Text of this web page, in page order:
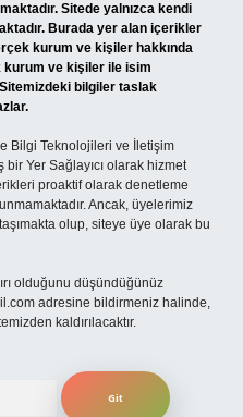
Sitede yalnızca kendi
Burada yer alan içerikler
kurum ve kişiler hakkında
kurum ve kişiler ile isim
bilgiler taslak
Bilgi Teknolojileri ve İletişim
bir Yer Sağlayıcı olarak hizmet
proaktif olarak denetleme
Ancak, üyelerimiz
olup, siteye üye olarak bu
olduğunu düşündüğünüz
adresine bildirmeniz halinde,
kaldırılacaktır.